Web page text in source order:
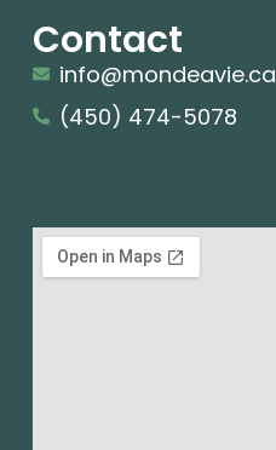
Contact
info@mondeavie.ca
(450) 474-5078